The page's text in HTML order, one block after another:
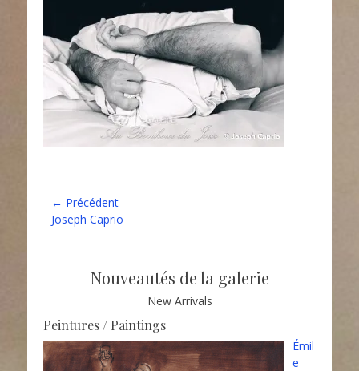
Navigation
de
← Précédent
Article
Joseph Caprio
Nouveautés de la galerie
New Arrivals
Peintures / Paintings
Émil
e